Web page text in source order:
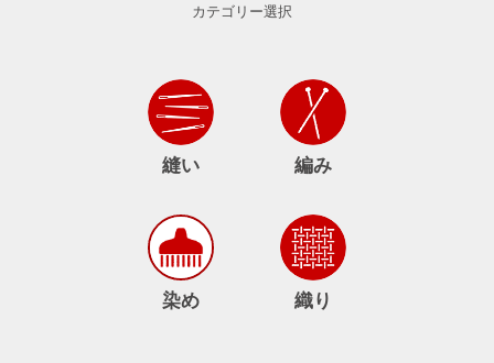
カテゴリー選択
縫い 編み
染め 織り